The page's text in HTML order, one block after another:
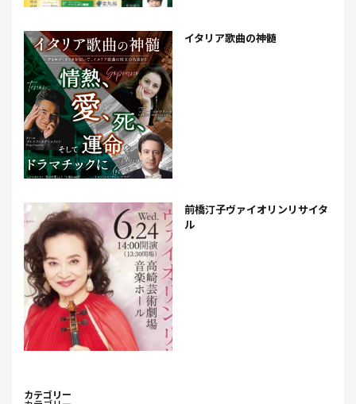
イタリア歌曲の神髄
前橋汀子ヴァイオリンリサイタ
ル
カテゴリー